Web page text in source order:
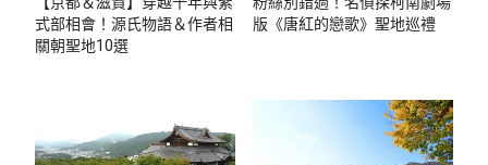
式部相會！源氏物語＆作者相
關朝聖地10選
版《唐紅的戀歌》聖地巡禮